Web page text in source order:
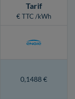
Tarif
€ TTC /kWh
0,1488 €